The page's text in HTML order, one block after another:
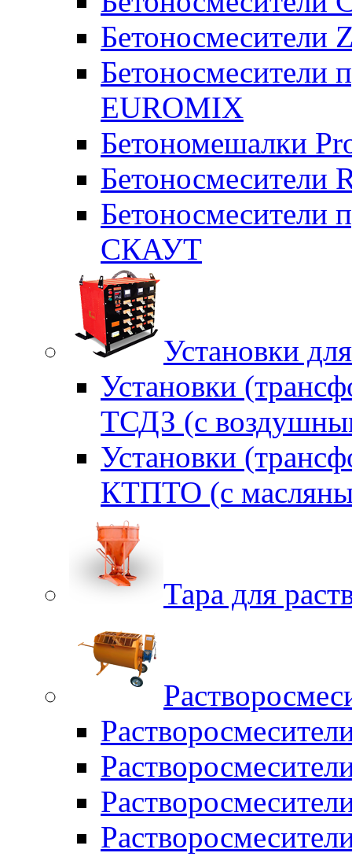
Бетоносмесители
Бетоносмесители
EUROMIX
Бетономешалки
Бетоносмесители
Бетоносмесители
СКАУТ
Установки
Установки
ТСДЗ (c
Установки
КТПТО (c
Тара для